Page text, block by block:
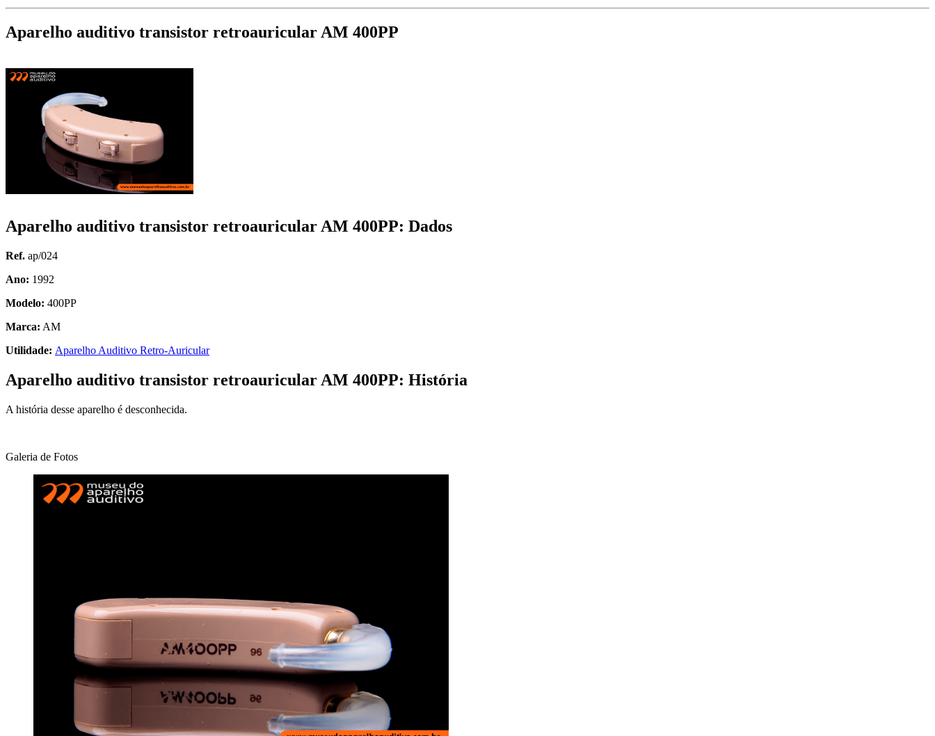
Aparelho auditivo transistor retroauricular AM 400PP
Aparelho auditivo transistor retroauricular AM 400PP: Dados
Ref. ap/024
Ano: 1992
Modelo: 400PP
Marca: AM
Utilidade: Aparelho Auditivo Retro-Auricular
Aparelho auditivo transistor retroauricular AM 400PP: História
A história desse aparelho é desconhecida.
Galeria de Fotos